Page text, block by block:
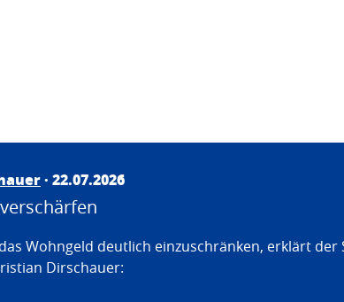
· 22.07.2026
Wohngeld deutlich einzuschränken, erklärt der
Dirschauer: